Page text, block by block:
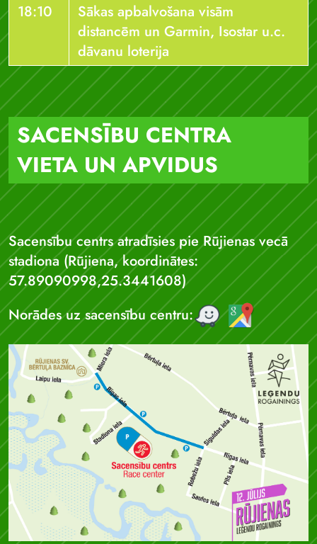
18:10
Sākas apbalvošana visām
distancēm un Garmin, Isostar u.c.
dāvanu loterija
SACENSĪBU CENTRA
VIETA UN APVIDUS
Sacensību centrs atradīsies pie Rūjienas vecā
stadiona (Rūjiena, koordinātes:
57.89090998,25.3441608)
Norādes uz sacensību centru: